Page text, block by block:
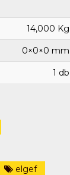
14,000 Kg
0×0×0 mm
1 db
elgef